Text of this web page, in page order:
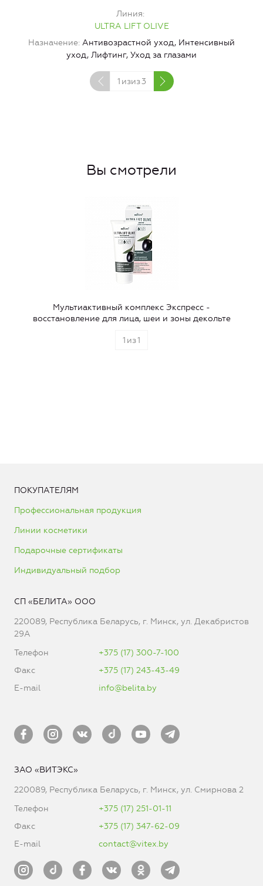
Линия
ULTRA LIFT OLIVE
Назначение Антивозрастной уход, Интенсивный
уход, Лифтинг, Уход за глазами
1 изиз3
Вы смотрели
Мультиактивный комплекс Экспресс -
восстановление для лица, шеи и зоны декольте
1 из1
ПОКУПАТЕЛЯМ
Профессиональная продукция
Линии косметики
Подарочные сертификаты
Индивидуальный подбор
СП «БЕЛИТА» ООО
220089, Республика Беларусь, г. Минск, ул. Декабристов
29А
Телефон
+375 (17) 300-7-100
Факс
+375 (17) 243-43-49
E-mail
info@belita.by
ЗАО «ВИТЭКС»
220089, Республика Беларусь, г. Минск, ул. Смирнова 2
Телефон
+375 (17) 251-01-11
Факс
+375 (17) 347-62-09
E-mail
contact@vitex.by